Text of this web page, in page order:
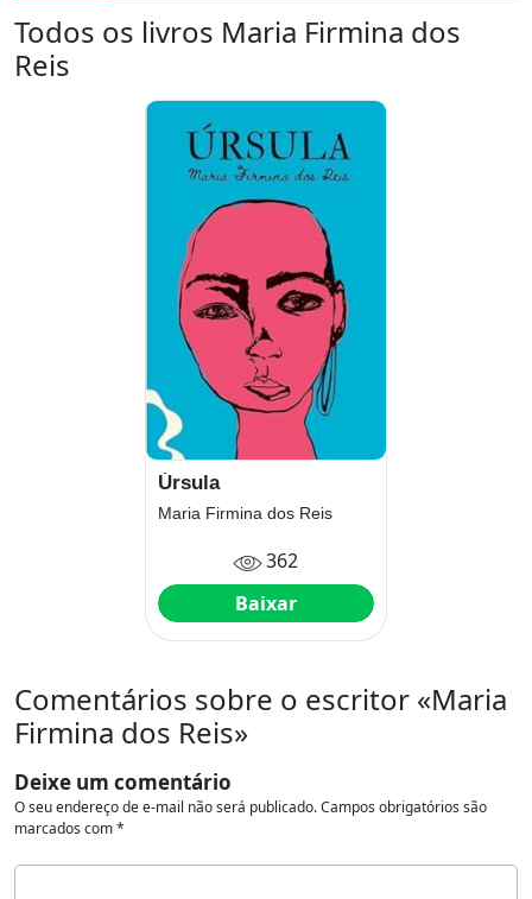
Todos os livros Maria Firmina dos
Reis
Úrsula
Maria Firmina dos Reis
362
Baixar
Comentários sobre o escritor «Maria
Firmina dos Reis»
Deixe um comentário
O seu endereço de e-mail não será publicado.Campos obrigatórios são
marcados com*